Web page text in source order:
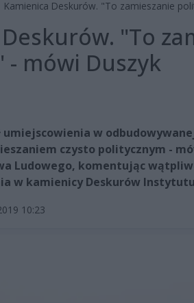
Kamienica Deskurów. "To zamieszanie
"To
mówi Duszyk
umiejscowienia w
czysto politycznym -
Ludowego, komentując
w kamienicy Deskurów
10:23